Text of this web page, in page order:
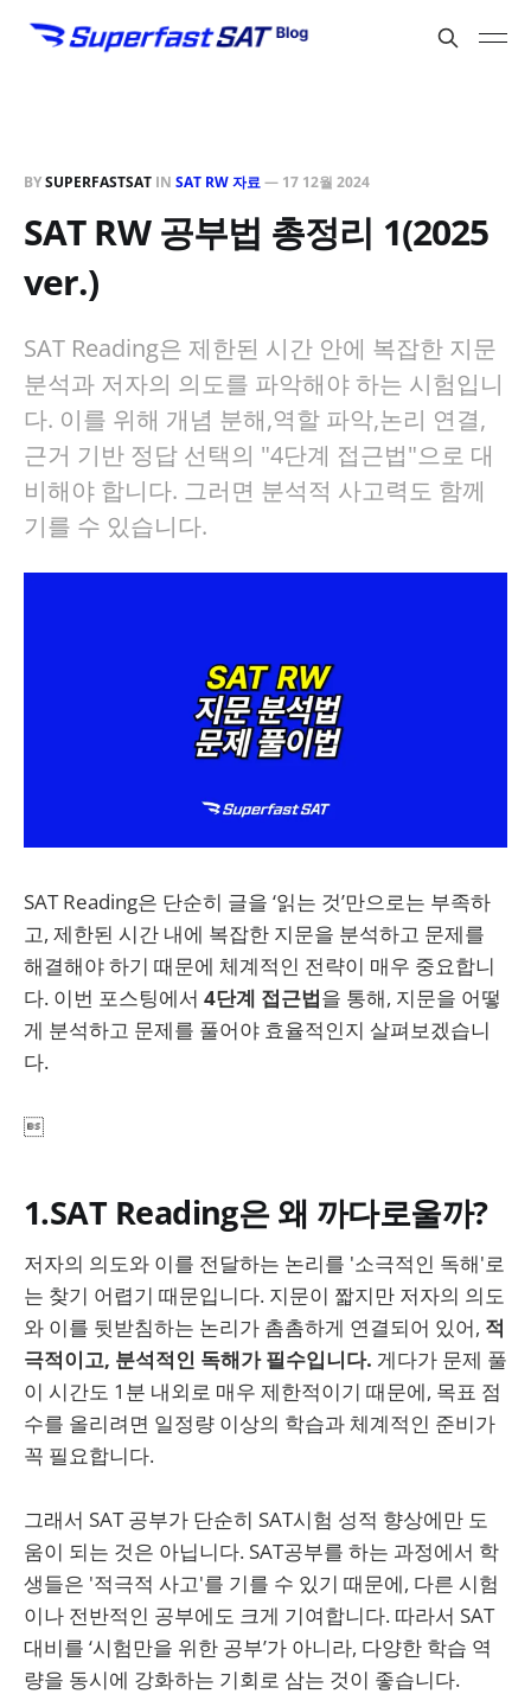
BYSUPERFASTSAT IN SAT RW 자료— 17 12월 2024
SAT RW 공부법 총정리 1(2025
ver.)
SAT Reading은 제한된 시간 안에 복잡한 지문
분석과 저자의 의도를 파악해야 하는 시험입니
다. 이를 위해 개념 분해,역할 파악,논리 연결,
근거 기반 정답 선택의 "4단계 접근법"으로 대
비해야 합니다. 그러면 분석적 사고력도 함께
기를 수 있습니다.
SAT Reading은 단순히 글을 ‘읽는 것’만으로는 부족하
고, 제한된 시간 내에 복잡한 지문을 분석하고 문제를
해결해야 하기 때문에 체계적인 전략이 매우 중요합니
다. 이번 포스팅에서 4단계 접근법을 통해, 지문을 어떻
게 분석하고 문제를 풀어야 효율적인지 살펴보겠습니
다.

1.SAT Reading은 왜 까다로울까?
저자의 의도와 이를 전달하는 논리를 '소극적인 독해'로
는 찾기 어렵기 때문입니다. 지문이 짧지만 저자의 의도
와 이를 뒷받침하는 논리가 촘촘하게 연결되어 있어, 적
극적이고, 분석적인 독해가 필수입니다. 게다가 문제 풀
이 시간도 1분 내외로 매우 제한적이기 때문에, 목표 점
수를 올리려면 일정량 이상의 학습과 체계적인 준비가
꼭 필요합니다.
그래서 SAT 공부가 단순히 SAT시험 성적 향상에만 도
움이 되는 것은 아닙니다. SAT공부를 하는 과정에서 학
생들은 '적극적 사고'를 기를 수 있기 때문에, 다른 시험
이나 전반적인 공부에도 크게 기여합니다. 따라서 SAT
대비를 ‘시험만을 위한 공부’가 아니라, 다양한 학습 역
량을 동시에 강화하는 기회로 삼는 것이 좋습니다.